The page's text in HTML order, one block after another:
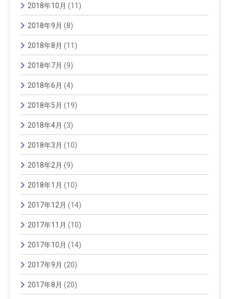
2018年10月 (11)
2018年9月 (8)
2018年8月 (11)
2018年7月 (9)
2018年6月 (4)
2018年5月 (19)
2018年4月 (3)
2018年3月 (10)
2018年2月 (9)
2018年1月 (10)
2017年12月 (14)
2017年11月 (10)
2017年10月 (14)
2017年9月 (20)
2017年8月 (20)